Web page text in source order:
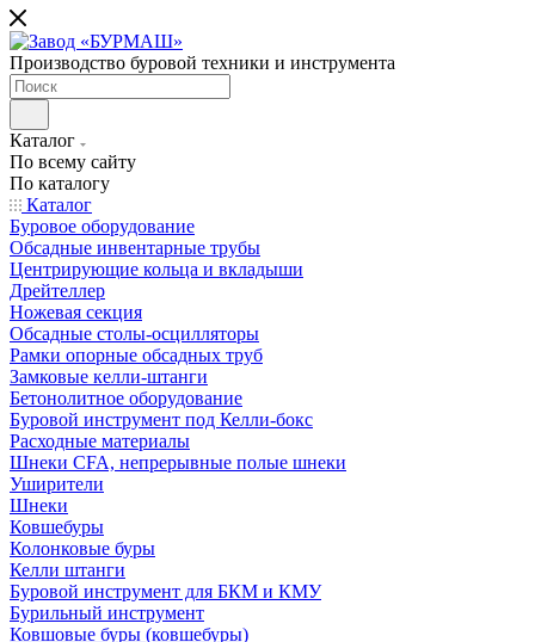
Производство буровой техники и инструмента
Каталог
По всему сайту
По каталогу
Каталог
Буровое оборудование
Обсадные инвентарные трубы
Центрирующие кольца и вкладыши
Дрейтеллер
Ножевая секция
Обсадные столы-осцилляторы
Рамки опорные обсадных труб
Замковые келли-штанги
Бетонолитное оборудование
Буровой инструмент под Келли-бокс
Расходные материалы
Шнеки CFA, непрерывные полые шнеки
Уширители
Шнеки
Ковшебуры
Колонковые буры
Келли штанги
Буровой инструмент для БКМ и КМУ
Бурильный инструмент
Ковшовые буры (ковшебуры)